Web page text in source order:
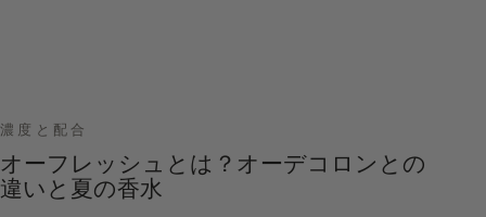
濃度と配合
オーフレッシュとは？オーデコロンとの
違いと夏の香水